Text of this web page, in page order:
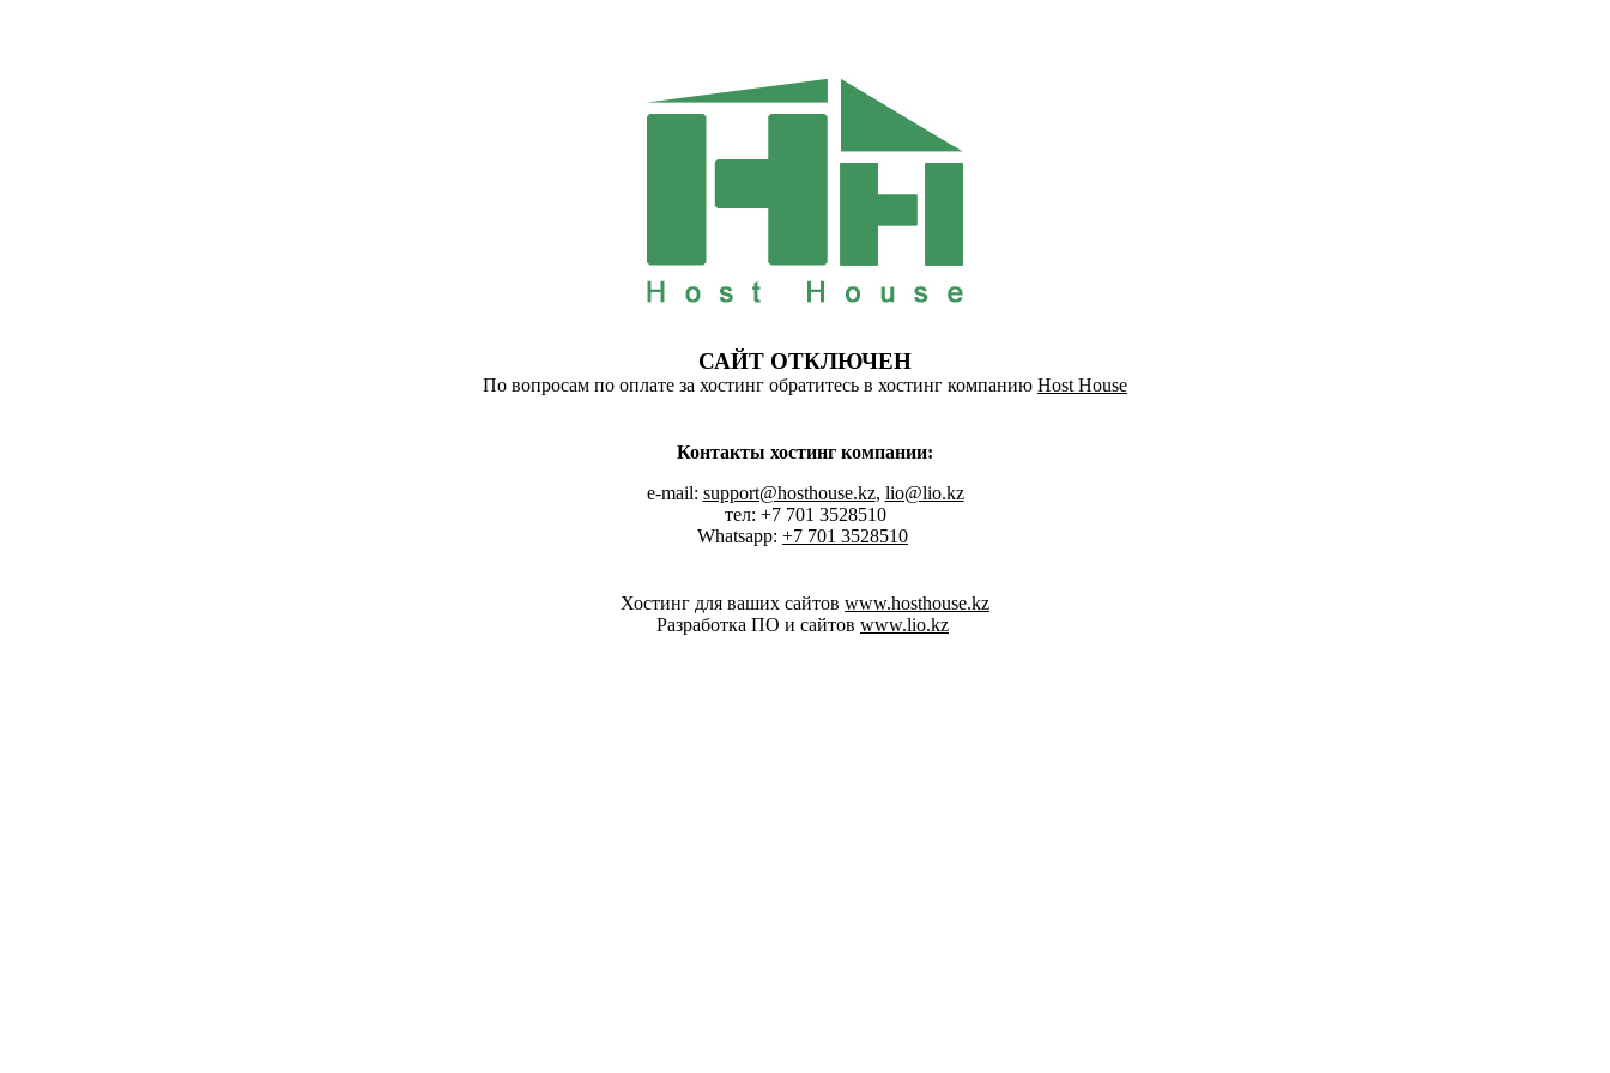
САЙТ ОТКЛЮЧЕН
По вопросам по оплате за хостинг обратитесь в хостинг компанию Host House
Контакты хостинг компании:
e-mail: support@hosthouse.kz, lio@lio.kz
тел: +7 701 3528510
Whatsapp: +7 701 3528510
Хостинг для ваших сайтов www.hosthouse.kz
Разработка ПО и сайтов www.lio.kz